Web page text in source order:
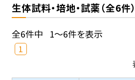
生体試料・培地・試薬（全6件）
全6件中 1～6件を表示
1